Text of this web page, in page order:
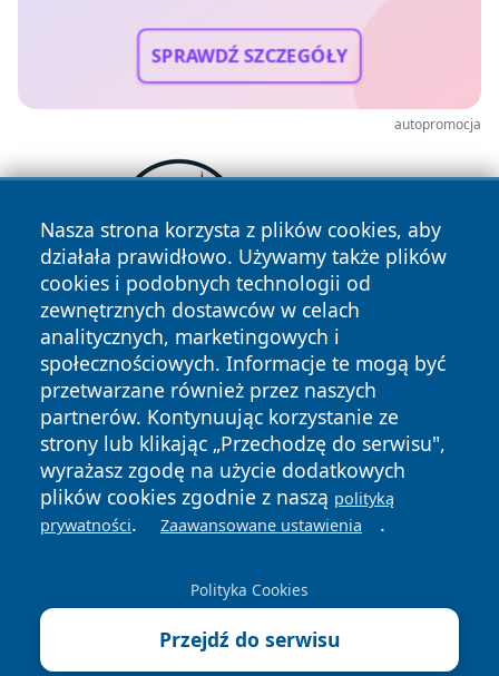
SPRAWDŹ SZCZEGÓŁY
autopromocja
Nasza strona korzysta z plików cookies, aby
działała prawidłowo. Używamy także plików
cookies i podobnych technologii od
zewnętrznych dostawców w celach
analitycznych, marketingowych i
społecznościowych. Informacje te mogą być
przetwarzane również przez naszych
partnerów. Kontynuując korzystanie ze
strony lub klikając „Przechodzę do serwisu",
wyrażasz zgodę na użycie dodatkowych
plików cookies zgodnie z naszą polityką
prywatności. Zaawansowane ustawienia .
Polityka Cookies
Przejdź do serwisu
Copyright © 2026 szczecin4u.pl Wszystkie prawa zastrzeżone.